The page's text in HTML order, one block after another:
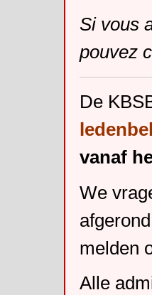
Si vous
pouvez
De
vanaf
We
melden
Alle